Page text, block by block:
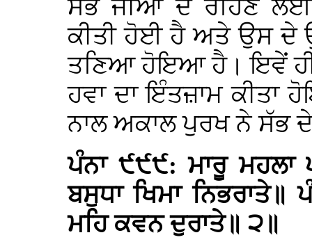
ਸੱਭ ਜੀਆਂ ਦੇ ਰਹਿਣ
ਕੀਤੀ ਹੋਈ ਹੈ ਅਤੇ ਉਸ
ਤਣਿਆ ਹੋਇਆ ਹੈ। ਇਵੇਂ ਹੀ
ਹਵਾ ਦਾ ਇੰਤਜ਼ਾਮ
ਨਾਲ ਅਕਾਲ ਪੁਰਖ ਨੇ ਸੱਭ
ਪੰਨਾ ੯੯੯: ਮਾਰੂ
ਬਸੁਧਾ ਖਿਮਾ
ਮਹਿ ਕਵਨ ਦੁਰਾਤੇ॥ ੨॥